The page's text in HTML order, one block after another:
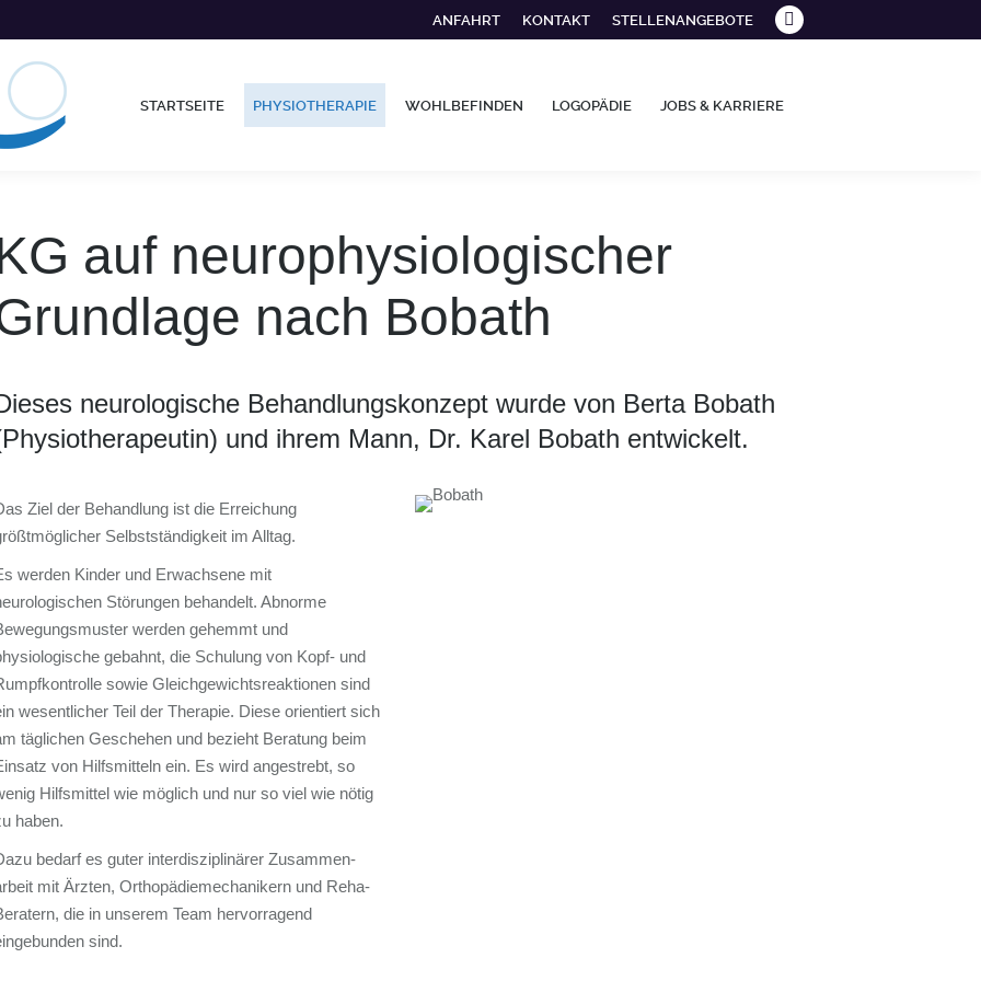
ANFAHRT KONTAKT STELLENANGEBOTE
Facebook
STARTSEITE PHYSIOTHERAPIE WOHLBEFINDEN LOGOPÄDIE JOBS & KARRIERE
auf neurophysiologischer
nach Bobath
neurologische Behandlungskonzept wurde von Berta Bobath
und ihrem Mann, Dr. Karel Bobath entwickelt.
Ziel der Behandlung ist die Erreichung
Selbstständigkeit im Alltag.
werden Kinder und Erwachsene mit
Störungen behandelt. Abnorme
werden gehemmt und
gebahnt, die Schulung von Kopf- und
sowie Gleichgewichts­reaktionen sind
wesentlicher Teil der Therapie. Diese orientiert sich
täglichen Geschehen und bezieht Beratung beim
von Hilfsmitteln ein. Es wird angestrebt, so
Hilfsmittel wie möglich und nur so viel wie nötig
haben.
bedarf es guter interdisziplinärer Zusammen­
mit Ärzten, Orthopädie­mechanikern und Reha-
die in unserem Team hervorragend
sind.